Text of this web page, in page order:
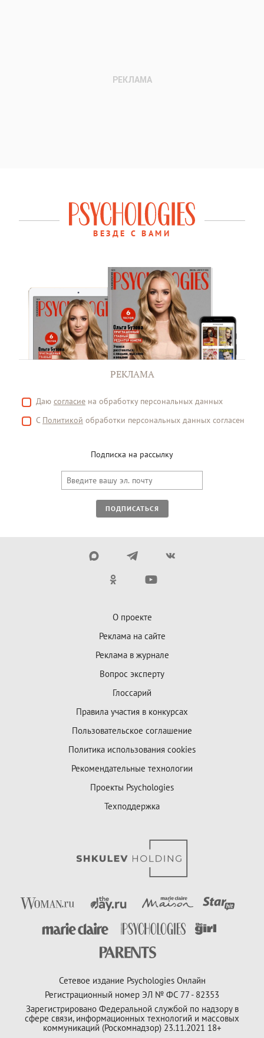
ВЕЗДЕ С ВАМИ
РЕКЛАМА
Даю согласие на обработку персональных данных
С Политикой обработки персональных данных согласен
Подписка на рассылку
ПОДПИСАТЬСЯ
О проекте
Реклама на сайте
Реклама в журнале
Вопрос эксперту
Глоссарий
Правила участия в конкурсах
Пользовательское соглашение
Политика использования cookies
Рекомендательные технологии
Проекты Psychologies
Техподдержка
Сетевое издание Psychologies Онлайн
Регистрационный номер ЭЛ № ФС 77 - 82353
Зарегистрировано Федеральной службой по надзору в
сфере связи, информационных технологий и массовых
коммуникаций (Роскомнадзор) 23.11.2021 18+